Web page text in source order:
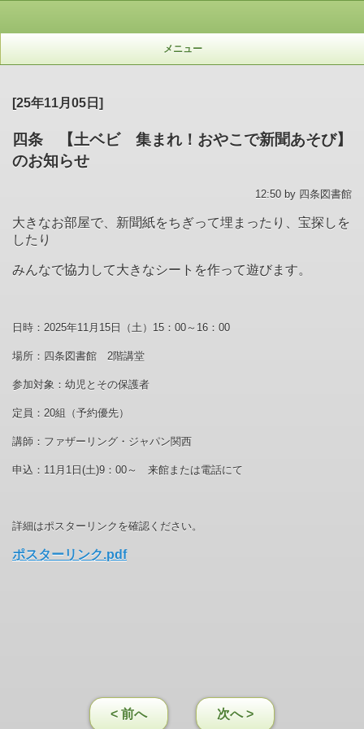
メニュー
[25年11月05日]
四条 【土ベビ 集まれ！おやこで新聞あそび】
のお知らせ
12:50 by 四条図書館
大きなお部屋で、新聞紙をちぎって埋まったり、宝探しを
したり
みんなで協力して大きなシートを作って遊びます。
日時： 2025年11 月 15日（土） 15 ： 00～ 16 ： 00
場所：四条図書館 2階講堂
参加対象：幼児とその保護者
定員： 20組（予約優先）
講師：ファザーリング・ジャパン関西
申込： 11 月 1 日(土)9 ： 00～ 来館または電話にて
詳細はポスターリンクを確認ください。
ポスターリンク.pdf
< 前へ 次へ >